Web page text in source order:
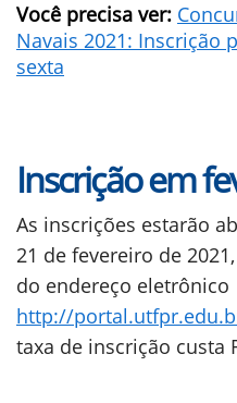
Você precisa ver:
Navais 2021: Inscrição
sexta
Inscrição em
As inscrições estarão
21 de fevereiro de
do endereço eletrônico
http://
taxa de inscrição custa